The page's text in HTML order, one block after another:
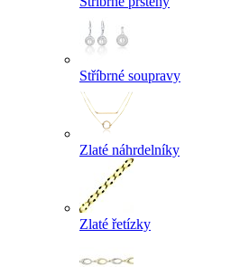
Stříbrné soupravy
Zlaté náhrdelníky
Zlaté řetízky